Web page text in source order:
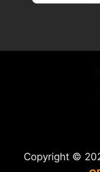
Copyright ©